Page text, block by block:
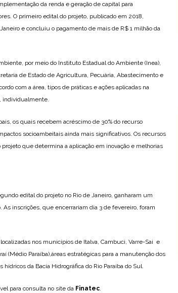
da renda e geração de capital para
O primeiro edital do projeto, publicado em 2018,
e concluiu o pagamento de mais de R$ 1 milhão da
por meio do Instituto Estadual do Ambiente (Inea),
de Estado de Agricultura, Pecuária, Abastecimento e
com a área, tipos de práticas e ações aplicadas na
individualmente.
os quais recebem acréscimo de 30% do recurso
socioambeitais ainda mais significativos. Os recursos
que determina a aplicação em inovação e melhorias
edital do projeto no Rio de Janeiro, ganharam um
inscrições, que encerrariam dia 3 de fevereiro, foram
nos municípios de Italva, Cambuci, Varre-Sai e
(Médio Paraíba),áreas estratégicas para a manutenção dos
da Bacia Hidrográfica do Rio Paraíba do Sul.
para consulta no site da Finatec.